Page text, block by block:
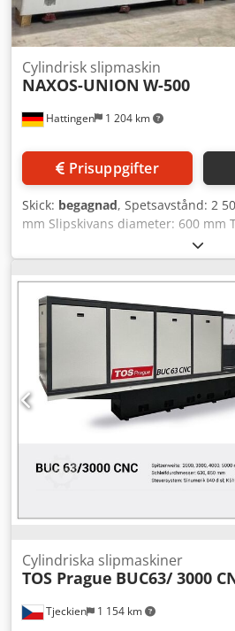
Hattingen 1 204 km
Cylindrisk slipmaskin
NAXOS-UNION W-500
Prisuppgifter
Skick: begagnad, Spetsavstånd: 2
mm Slipskivans diameter: 600 mm
slipsupporten: 320 mm
50 - 450 varv/min
MK Csdex Avtcspfx Aqqeha
UNION - W-500 Rundslipmaskinen
(RETROFIT) av KPS-Schleiftechnik
orderbekräftelse). Maskinen är i
se erbjudandet för fler tekniska
Tjeckien 1 154 km
Cylindriska slipmaskiner
TOS Prague BUC63/ 3000